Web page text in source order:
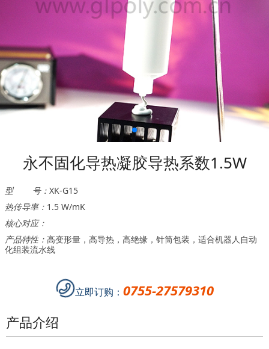
永不固化导热凝胶导热系数1.5W
型 号： XK-G15
热传导率： 1.5 W/mK
核心对应：
产品特性： 高变形量，高导热，高绝缘，针筒包装，适合机器人自动
化组装流水线
立即订购： 0755-27579310
产品介绍